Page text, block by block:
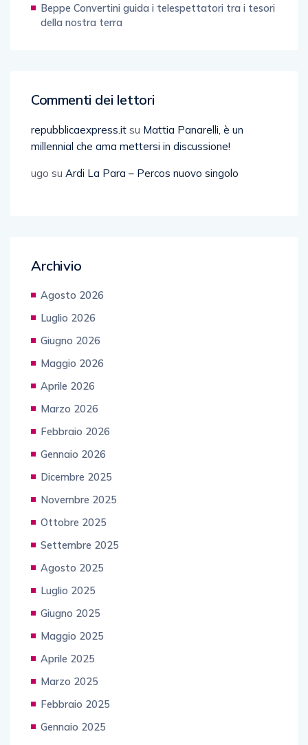
Beppe Convertini guida i telespettatori tra i tesori
della nostra terra
Commenti dei lettori
repubblicaexpress.it su Mattia Panarelli, è un
millennial che ama mettersi in discussione!
ugo su Ardi La Para – Percos nuovo singolo
Archivio
Agosto 2026
Luglio 2026
Giugno 2026
Maggio 2026
Aprile 2026
Marzo 2026
Febbraio 2026
Gennaio 2026
Dicembre 2025
Novembre 2025
Ottobre 2025
Settembre 2025
Agosto 2025
Luglio 2025
Giugno 2025
Maggio 2025
Aprile 2025
Marzo 2025
Febbraio 2025
Gennaio 2025